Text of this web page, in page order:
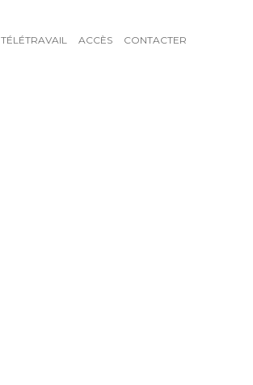
TÉLÉTRAVAIL ACCÈS CONTACTER